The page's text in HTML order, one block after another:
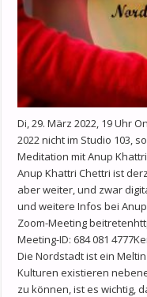
Di, 29. März 2022, 19 Uhr
2022 nicht im Studio 103,
Meditation mit Anup
Anup Khattri Chettri ist
aber weiter, und zwar
und weitere Infos bei
Zoom-Meeting
Meeting-ID: 684 081
Die Nordstadt ist ein
Kulturen existieren
zu können, ist es wichtig,